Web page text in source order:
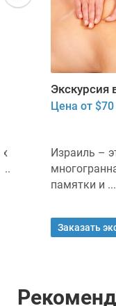
Экскурсия в
Цена от $70
Израиль – это
многогранная,
памятки и ...
Заказать